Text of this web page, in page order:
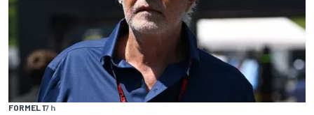
FORMEL 17 h